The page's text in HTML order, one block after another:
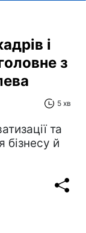
і
з
5 хв
та
бізнесу й